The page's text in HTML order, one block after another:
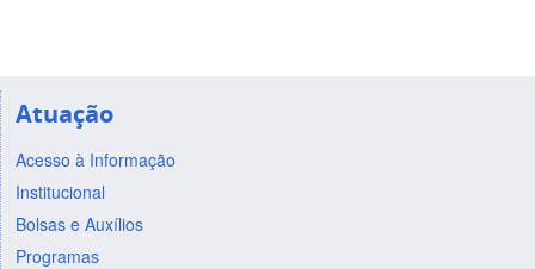
Atuação
Acesso à Informação
Institucional
Bolsas e Auxílios
Programas